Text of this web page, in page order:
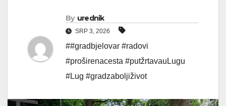
By urednik
SRP 3, 2026
##gradbjelovar #radovi
#proširenacesta #putžrtavauLugu
#Lug #gradzaboljiživot